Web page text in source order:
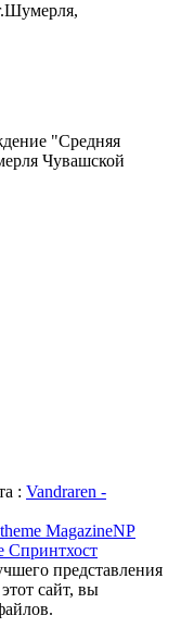
"Средняя
Чувашской
: Vandraren -
MagazineNP
Спринтхост
представления
сайт, вы